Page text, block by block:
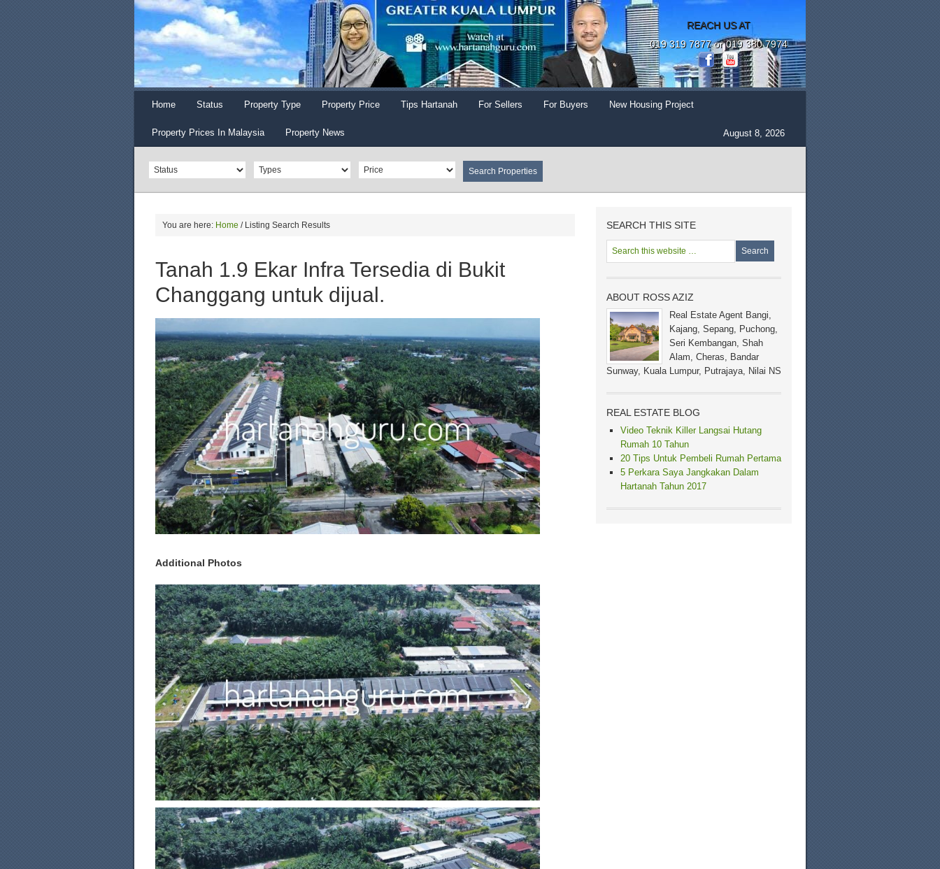
REACH US AT
019 319 7877 or 019 380 7974
Home Status Property Type Property Price Tips Hartanah For Sellers For Buyers New Housing Project
Property Prices In Malaysia Property News August 8, 2026
You are here: Home /Listing Search Results
Tanah 1.9 Ekar Infra Tersedia di Bukit
Changgang untuk dijual.
Additional Photos
SEARCH THIS SITE
ABOUT ROSS AZIZ
Real Estate Agent Bangi,
Kajang, Sepang, Puchong,
Seri Kembangan, Shah
Alam, Cheras, Bandar
Sunway, Kuala Lumpur, Putrajaya, Nilai NS
REAL ESTATE BLOG
Video Teknik Killer Langsai Hutang
Rumah 10 Tahun
20 Tips Untuk Pembeli Rumah Pertama
5 Perkara Saya Jangkakan Dalam
Hartanah Tahun 2017